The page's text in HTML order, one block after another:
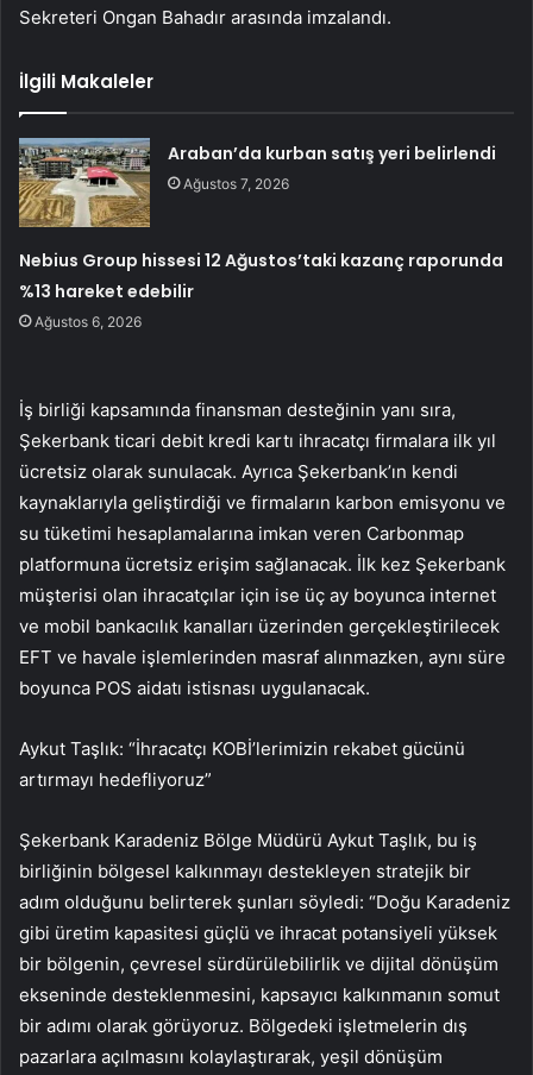
Sekreteri Ongan Bahadır arasında imzalandı.
İlgili Makaleler
Araban’da kurban satış yeri belirlendi
Ağustos 7, 2026
Nebius Group hissesi 12 Ağustos’taki kazanç raporunda
%13 hareket edebilir
Ağustos 6, 2026
İş birliği kapsamında finansman desteğinin yanı sıra,
Şekerbank ticari debit kredi kartı ihracatçı firmalara ilk yıl
ücretsiz olarak sunulacak. Ayrıca Şekerbank’ın kendi
kaynaklarıyla geliştirdiği ve firmaların karbon emisyonu ve
su tüketimi hesaplamalarına imkan veren Carbonmap
platformuna ücretsiz erişim sağlanacak. İlk kez Şekerbank
müşterisi olan ihracatçılar için ise üç ay boyunca internet
ve mobil bankacılık kanalları üzerinden gerçekleştirilecek
EFT ve havale işlemlerinden masraf alınmazken, aynı süre
boyunca POS aidatı istisnası uygulanacak.
Aykut Taşlık: “İhracatçı KOBİ’lerimizin rekabet gücünü
artırmayı hedefliyoruz”
Şekerbank Karadeniz Bölge Müdürü Aykut Taşlık, bu iş
birliğinin bölgesel kalkınmayı destekleyen stratejik bir
adım olduğunu belirterek şunları söyledi: “Doğu Karadeniz
gibi üretim kapasitesi güçlü ve ihracat potansiyeli yüksek
bir bölgenin, çevresel sürdürülebilirlik ve dijital dönüşüm
ekseninde desteklenmesini, kapsayıcı kalkınmanın somut
bir adımı olarak görüyoruz. Bölgedeki işletmelerin dış
pazarlara açılmasını kolaylaştırarak, yeşil dönüşüm